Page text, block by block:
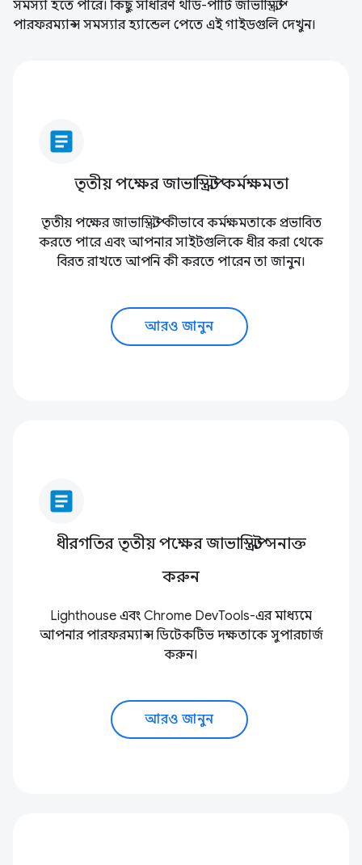
সমস্যা হতে পারে। কিছু সাধারণ থার্ড-পার্টি জাভাস্ক্রিপ্ট
পারফরম্যান্স সমস্যার হ্যান্ডেল পেতে এই গাইডগুলি দেখুন।
article
তৃতীয় পক্ষের জাভাস্ক্রিপ্ট কর্মক্ষমতা
তৃতীয় পক্ষের জাভাস্ক্রিপ্ট কীভাবে কর্মক্ষমতাকে প্রভাবিত
করতে পারে এবং আপনার সাইটগুলিকে ধীর করা থেকে
বিরত রাখতে আপনি কী করতে পারেন তা জানুন।
আরও জানুন
article
ধীরগতির তৃতীয় পক্ষের জাভাস্ক্রিপ্ট সনাক্ত
করুন
Lighthouse এবং Chrome DevTools-এর মাধ্যমে
আপনার পারফরম্যান্স ডিটেকটিভ দক্ষতাকে সুপারচার্জ
করুন।
আরও জানুন